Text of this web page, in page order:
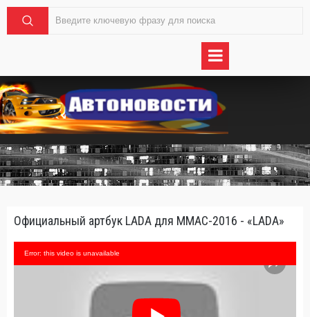
Официальный артбук LADA для ММАС-2016 - «LADA»
Error: this video is unavailable